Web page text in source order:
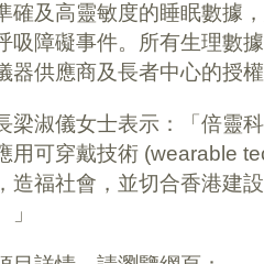
確及高靈敏度的睡眠數據
吸障礙事件。所有生理數
器供應商及長者中心的授
梁淑儀女士表示：「倍靈
用可穿戴技術 (wearable
造福社會，並切合香港建